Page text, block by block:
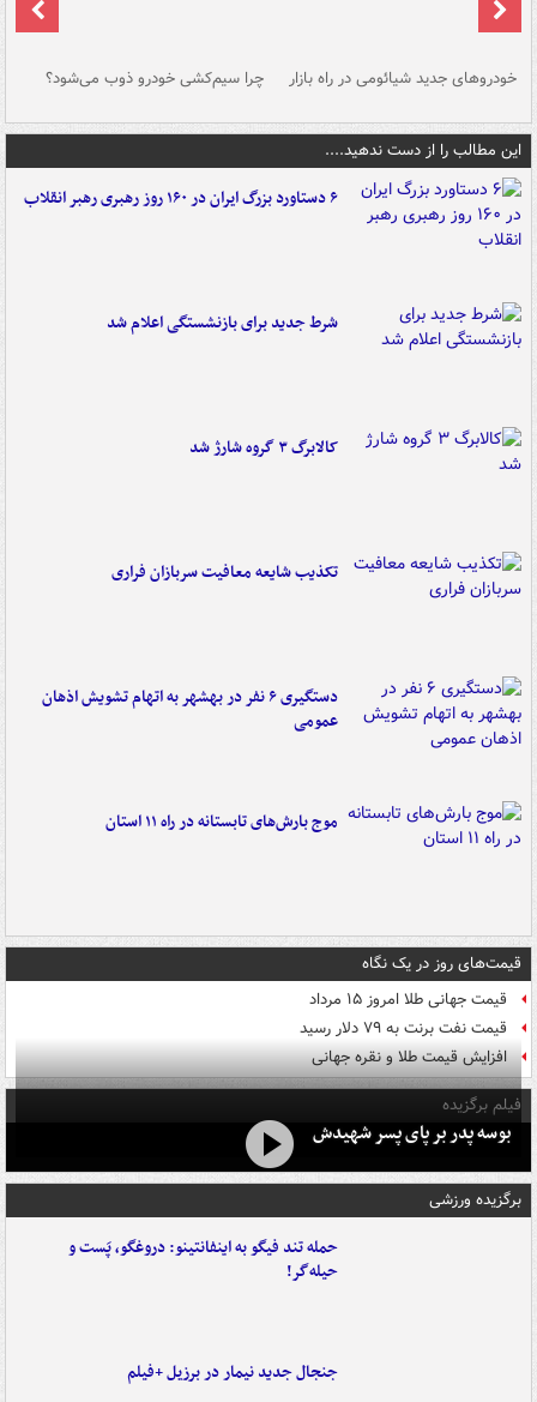
خودروهای جدید شیائومی در راه بازار چرا سیم‌کشی خودرو ذوب می‌شود؟
این مطالب را از دست ندهید....
۶ دستاورد بزرگ ایران در ۱۶۰ روز رهبری رهبر انقلاب
شرط جدید برای بازنشستگی اعلام شد
کالابرگ ۳ گروه شارژ شد
تکذیب شایعه معافیت سربازان فراری
دستگیری ۶ نفر در بهشهر به اتهام تشویش اذهان
عمومی
موج بارش‌های تابستانه در راه ۱۱ استان
قیمت‌های روز در یک نگاه
قیمت جهانی طلا امروز ۱۵ مرداد
قیمت نفت برنت به ۷۹ دلار رسید
افزایش قیمت طلا و نقره جهانی
فیلم برگزیده
بوسه‌ پدر بر پای پسر شهیدش
برگزیده ورزشی
حمله تند فیگو به اینفانتینو: دروغگو، پَست‌ و
حیله‌گر!
جنجال جدید نیمار در برزیل +فیلم